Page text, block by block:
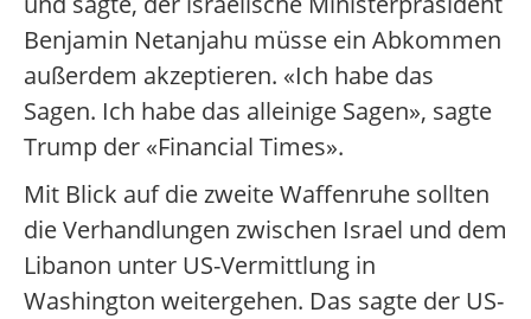
Benjamin Netanjahu müsse ein Abkommen
außerdem akzeptieren. «Ich habe das
Sagen. Ich habe das alleinige Sagen», sagte
Trump der «Financial Times».
Mit Blick auf die zweite Waffenruhe sollten
die Verhandlungen zwischen Israel und dem
Libanon unter US-Vermittlung in
Washington weitergehen. Das sagte der US-